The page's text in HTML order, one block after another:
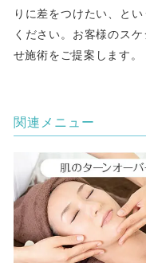
りに差をつけたい、と
ください。お客様のス
せ施術をご提案します。
関連メニュー